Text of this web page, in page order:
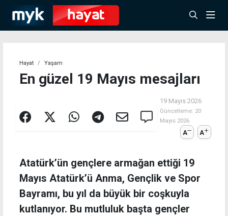
Hayat Yaşam
En güzel 19 Mayıs mesajları
19 Mayıs 2026
Güncelleme: 20
Mayıs 2026
A A
Atatürk’ün gençlere armağan ettiği 19
Mayıs Atatürk’ü Anma, Gençlik ve Spor
Bayramı, bu yıl da büyük bir coşkuyla
kutlanıyor. Bu mutluluk başta gençler